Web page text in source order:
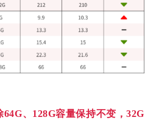
64G、128G容量保持不变，32G